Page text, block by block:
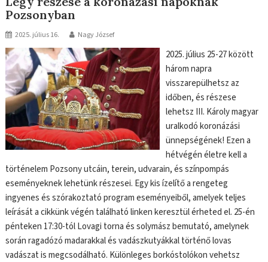
Pozsonyban
2025. július 16. Nagy József
2025. július 25-27 között
három napra
visszarepülhetsz az
időben, és részese
lehetsz III. Károly magyar
uralkodó koronázási
ünnepségének! Ezen a
hétvégén életre kell a
történelem Pozsony utcáin, terein, udvarain, és színpompás
eseményeknek lehetünk részesei. Egy kis ízelítő a rengeteg
ingyenes és szórakoztató program eseményeiből, amelyek teljes
leírását a cikkünk végén található linken keresztül érheted el. 25-én
pénteken 17:30-tól Lovagi torna és solymász bemutató, amelynek
során ragadózó madarakkal és vadászkutyákkal történő lovas
vadászat is megcsodálható. Különleges borkóstolókon vehetsz